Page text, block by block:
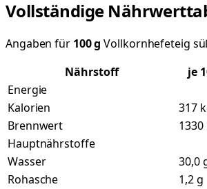
Vollständige
Angaben für 100g Vollkornhefeteig
Nährstoff
je
Energie
Kalorien
317
Brennwert
1330
Hauptnährstoffe
Wasser
30,0
Rohasche
1,2 g